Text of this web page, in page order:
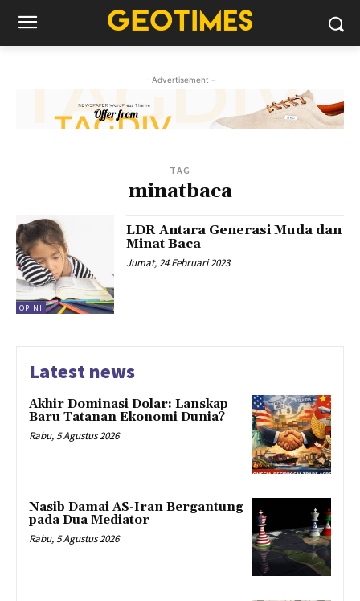
- Advertisement -
TAG
minatbaca
OPINI
LDR Antara Generasi Muda dan
Minat Baca
Jumat, 24 Februari 2023
Latest news
Akhir Dominasi Dolar: Lanskap
Baru Tatanan Ekonomi Dunia?
Rabu, 5 Agustus 2026
Nasib Damai AS-Iran Bergantung
pada Dua Mediator
Rabu, 5 Agustus 2026